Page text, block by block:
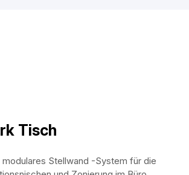
Tisch
modulares Stellwand -System für die